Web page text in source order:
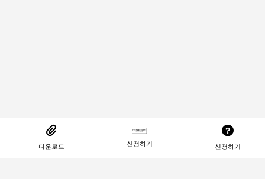
다운로드 신청하기 신청하기